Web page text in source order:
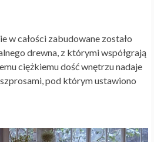
w całości zabudowane zostało
drewna, z którymi współgrają
ciężkiemu dość wnętrzu nadaje
pod którym ustawiono